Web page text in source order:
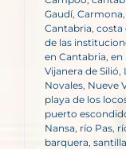
Gaudí, Carmona
Cantabria costa
de las
en Cantabria en
Vijanera de Silió
Novales Nueve
playa de los
puerto
Nansa, río Pas
barquera,